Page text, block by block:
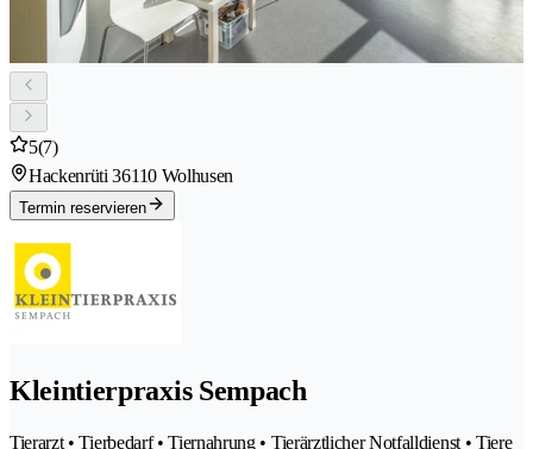
5(7)
Hackenrüti 36110 Wolhusen
Termin reservieren
Kleintierpraxis Sempach
Tierarzt • Tierbedarf • Tiernahrung • Tierärztlicher Notfalldienst • Tiere